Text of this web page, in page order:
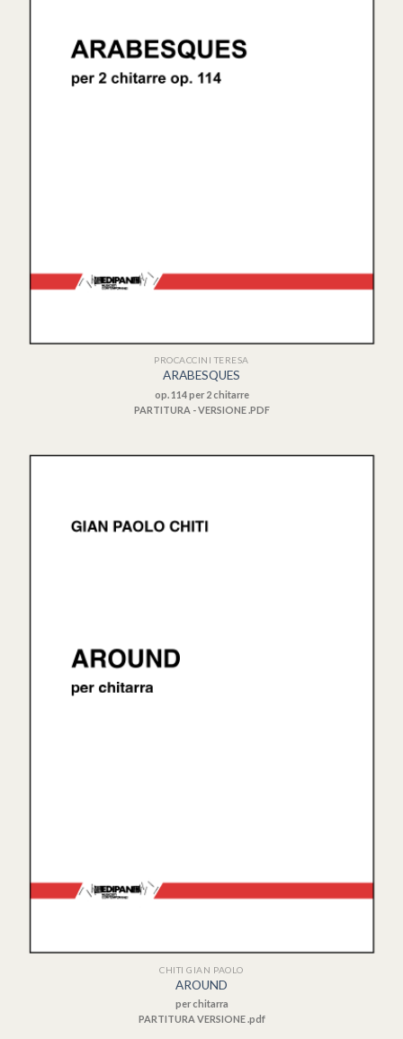
PROCACCINI TERESA
ARABESQUES
op. 114 per 2 chitarre
PARTITURA - VERSIONE .PDF
CHITI GIAN PAOLO
AROUND
per chitarra
PARTITURA VERSIONE .pdf